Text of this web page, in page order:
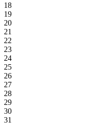
18
19
20
21
22
23
24
25
26
27
28
29
30
31